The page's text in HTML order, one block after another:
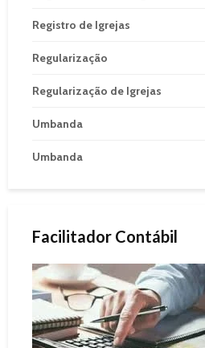
Registro de Igrejas
Regularização
Regularização de Igrejas
Umbanda
Umbanda
Facilitador Contábil